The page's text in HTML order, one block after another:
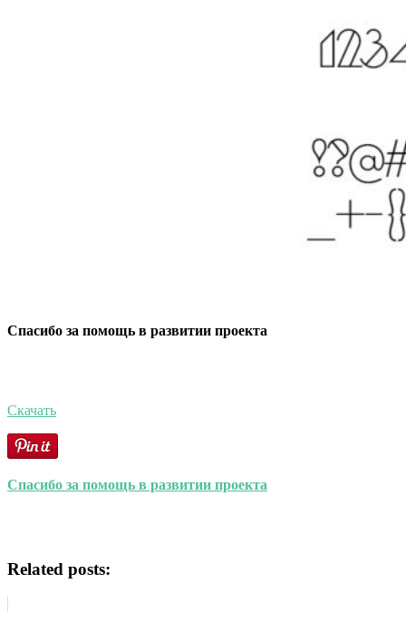
Спасибо за помощь в развитии проекта
Скачать
Спасибо за помощь в развитии проекта
Related posts: